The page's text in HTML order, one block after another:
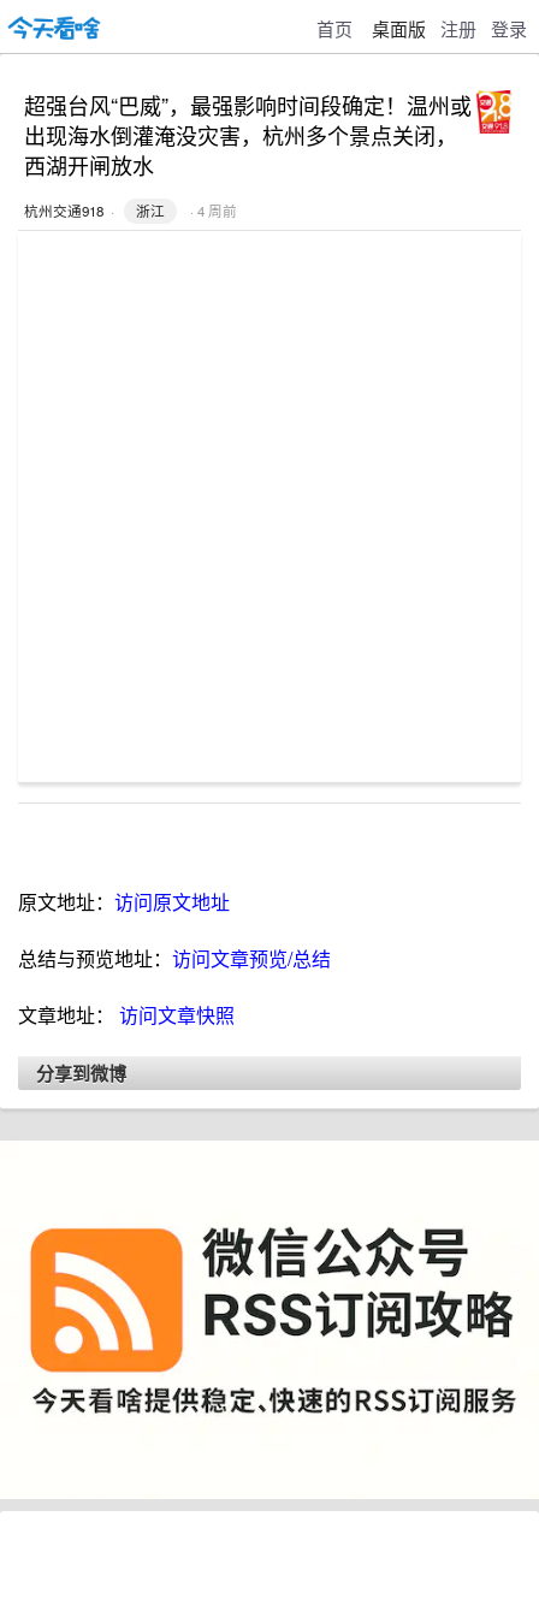
首页 桌面版 注册 登录
超强台风“巴威”，最强影响时间段确定！温州或
出现海水倒灌淹没灾害，杭州多个景点关闭，
西湖开闸放水
杭州交通918 · 浙江 · 4 周前
原文地址： 访问原文地址
总结与预览地址： 访问文章预览/总结
文章地址： 访问文章快照
分享到微博